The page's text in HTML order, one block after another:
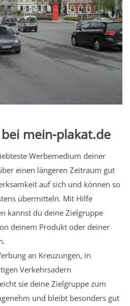
mein-plakat.de
Werbemedium deiner
einen längeren Zeitraum gut
auf sich und können so
übermitteln. Mit Hilfe
kannst du deine Zielgruppe
deinem Produkt oder deiner
an Kreuzungen, in
Verkehrsadern
sie deine Zielgruppe zum
und bleibt besonders gut